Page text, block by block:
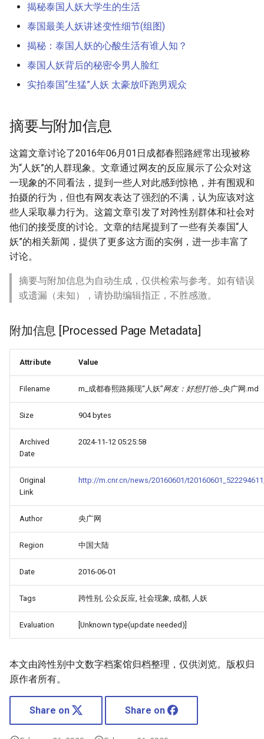
揭秘泰国人妖大学生的生活
泰国最美人妖讲述变性细节(组图)
揭秘：泰国人妖的心酸生活有谁人知？
泰国人妖背后的秘密令男人脸红
实拍泰国“生猛”人妖 太豪放吓跑男观众
摘要与附加信息
这篇文章讨论了2016年06月01日成都春熙路經常出现被称
为“人妖”的人群现象。文章通过网友的反应展示了公众对这
一现象的不同看法，提到一些人对此感到惊艳，并有围观和
拍摄的行为，但也有网友表达了强烈的不满，认为应该对这
些人采取暴力行为。这篇文章引发了对跨性别群体和社会对
他们的接受度的讨论。文章的结尾提到了一些有关泰国“人
妖”的相关新闻，提供了更多这方面的实例，进一步丰富了
讨论。
摘要与附加信息为自动生成，仅供检索与参考。如有错误
或遗漏（未知），请协助编辑指正，不胜感激。
附加信息 [Processed Page Metadata]
Attribute Value
Filename m_成都春熙路频现“人妖”网友：好想打他-_央广网.md
Size 904 bytes
Archived
Date
2024-11-12 05:25:58
Original
Link
http://m.cnr.cn/news/20160601/
Author 央广网
Region 中国大陆
Date 2016-06-01
Tags 跨性别, 公众反应, 社会现象, 成都, 人妖
Evaluation [Unknown type(update needed)]
本文由跨性别中文数字档案馆归档整理，仅供浏览。版权归
原作者所有。
Share on Share on